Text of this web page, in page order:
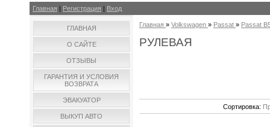
Главная | Регистрация | Вход
ГЛАВНАЯ
О САЙТЕ
ОТЗЫВЫ
ГАРАНТИЯ И УСЛОВИЯ
ВОЗВРАТА
ЭВАКУАТОР
ВЫКУП АВТО
Главная » Volkswagen » Passat » Passat
РУЛЕВАЯ
Сортировка: